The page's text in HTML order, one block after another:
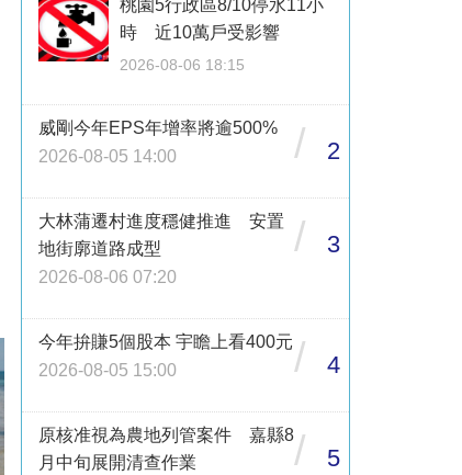
桃園5行政區8/10停水11小
時 近10萬戶受影響
2026-08-06 18:15
威剛今年EPS年增率將逾500%
2026-08-05 14:00
/ 2
大林蒲遷村進度穩健推進 安置
地街廓道路成型
2026-08-06 07:20
/ 3
今年拚賺5個股本 宇瞻上看400元
2026-08-05 15:00
/ 4
原核准視為農地列管案件 嘉縣8
月中旬展開清查作業
/ 5